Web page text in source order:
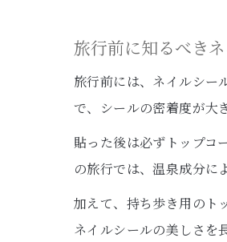
旅行前に知るべき
旅行前には、ネイルシー
で、シールの密着度が大
貼った後は必ずトップコ
の旅行では、温泉成分に
加えて、持ち歩き用のト
ネイルシールの美しさを